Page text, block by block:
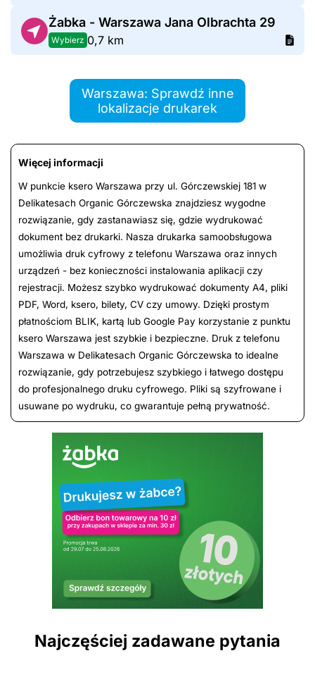
Żabka - Warszawa Jana Olbrachta 29
Wybierz 0,7 km
Warszawa: Sprawdź inne
lokalizacje drukarek
Więcej informacji
W punkcie ksero Warszawa przy ul. Górczewskiej 181 w
Delikatesach Organic Górczewska znajdziesz wygodne
rozwiązanie, gdy zastanawiasz się, gdzie wydrukować
dokument bez drukarki. Nasza drukarka samoobsługowa
umożliwia druk cyfrowy z telefonu Warszawa oraz innych
urządzeń - bez konieczności instalowania aplikacji czy
rejestracji. Możesz szybko wydrukować dokumenty A4, pliki
PDF, Word, ksero, bilety, CV czy umowy. Dzięki prostym
płatnościom BLIK, kartą lub Google Pay korzystanie z punktu
ksero Warszawa jest szybkie i bezpieczne. Druk z telefonu
Warszawa w Delikatesach Organic Górczewska to idealne
rozwiązanie, gdy potrzebujesz szybkiego i łatwego dostępu
do profesjonalnego druku cyfrowego. Pliki są szyfrowane i
usuwane po wydruku, co gwarantuje pełną prywatność.
Najczęściej zadawane pytania